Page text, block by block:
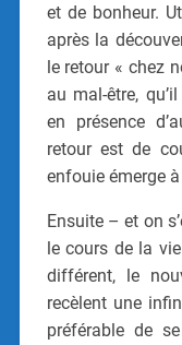
et de bonheur.
après la
le retour « chez
au mal-être,
en présence
retour est de
enfouie émerge
Ensuite – et on
le cours de la
différent, le
recèlent une
préférable de